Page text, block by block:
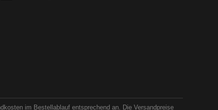
im Bestellablauf entsprechend an. Die Versandpreise